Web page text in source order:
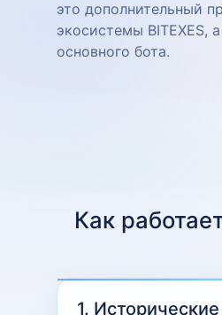
это дополнительный
экосистемы BITEXES,
основного бота.
Как
1.